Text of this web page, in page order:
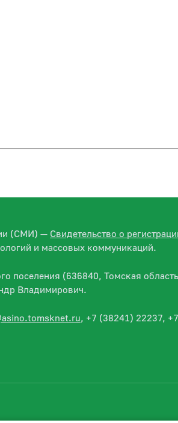
(СМИ) — Свидетельство о
и массовых коммуникаций.
поселения (636840, Томская
Владимирович.
, +7 (38241) 22237,